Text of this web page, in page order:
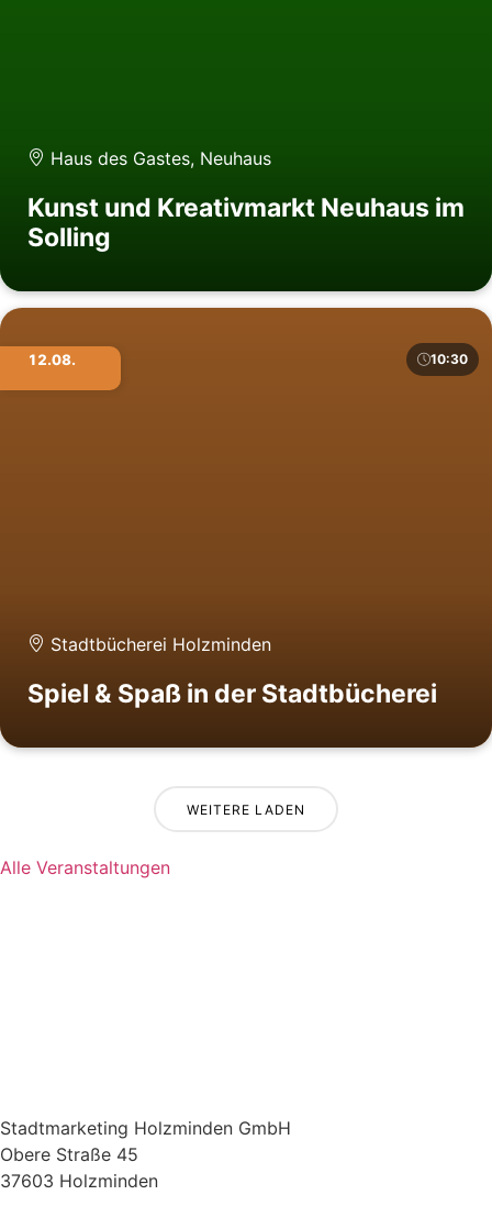
Haus des Gastes, Neuhaus
Kunst und Kreativmarkt Neuhaus im
Solling
12.08. 10:30
Stadtbücherei Holzminden
Spiel & Spaß in der Stadtbücherei
WEITERE LADEN
Alle Veranstaltungen
Stadtmarketing Holzminden GmbH
Obere Straße 45
37603 Holzminden